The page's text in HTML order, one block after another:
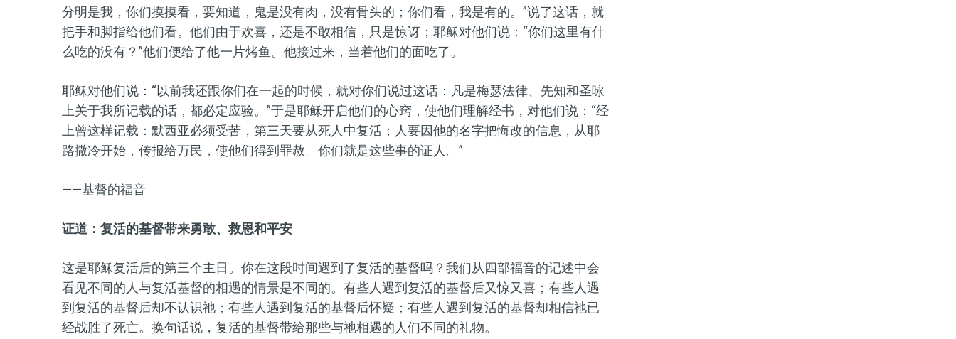
分明是我，你们摸摸看，要知道，鬼是没有肉，没有骨头的；你们看，我是有的。”说了这话，就
把手和脚指给他们看。他们由于欢喜，还是不敢相信，只是惊讶；耶稣对他们说：“你们这里有什
么吃的没有？”他们便给了他一片烤鱼。他接过来，当着他们的面吃了。
耶稣对他们说：“以前我还跟你们在一起的时候，就对你们说过这话：凡是梅瑟法律、先知和圣咏
上关于我所记载的话，都必定应验。”于是耶稣开启他们的心窍，使他们理解经书，对他们说：“经
上曾这样记载：默西亚必须受苦，第三天要从死人中复活；人要因他的名字把悔改的信息，从耶
路撒冷开始，传报给万民，使他们得到罪赦。你们就是这些事的证人。”
——基督的福音
证道：复活的基督带来勇敢、救恩和平安
这是耶稣复活后的第三个主日。你在这段时间遇到了复活的基督吗？我们从四部福音的记述中会
看见不同的人与复活基督的相遇的情景是不同的。有些人遇到复活的基督后又惊又喜；有些人遇
到复活的基督后却不认识祂；有些人遇到复活的基督后怀疑；有些人遇到复活的基督却相信祂已
经战胜了死亡。换句话说，复活的基督带给那些与祂相遇的人们不同的礼物。